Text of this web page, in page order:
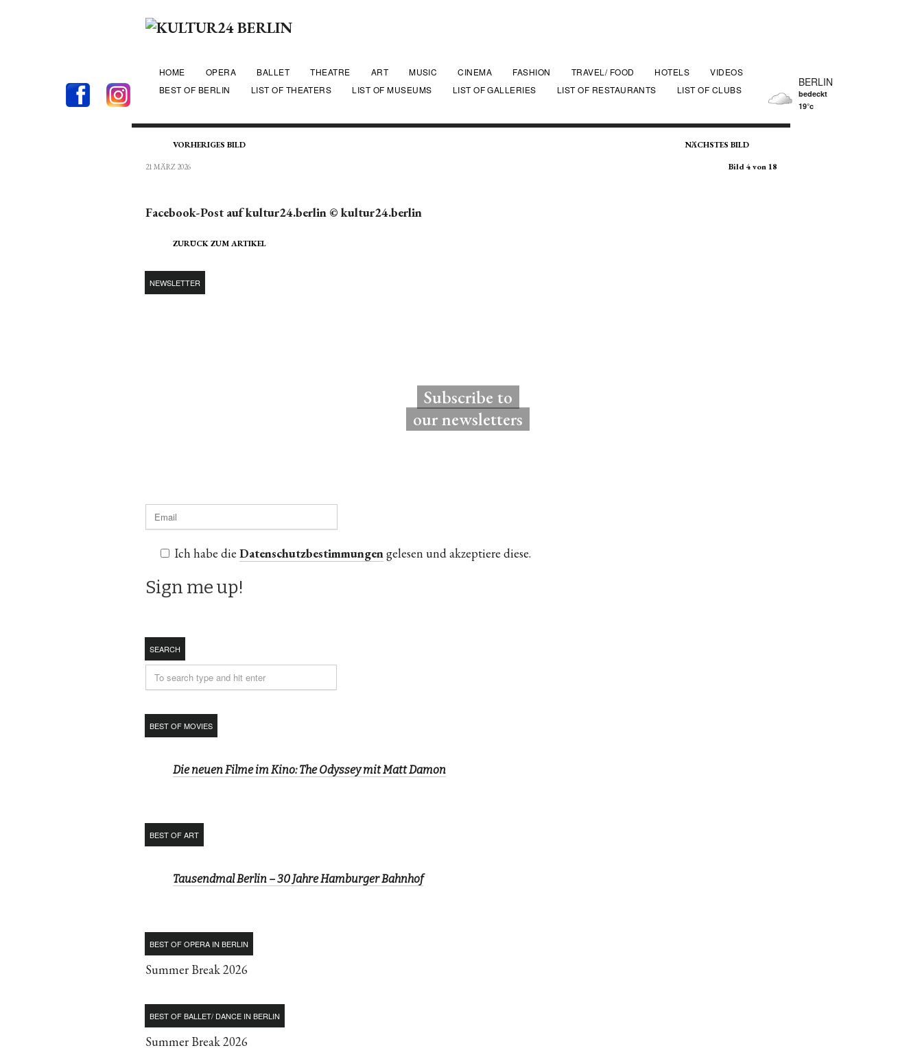
BERLIN
bedeckt
19°c
HOME OPERA BALLET THEATRE ART MUSIC CINEMA FASHION TRAVEL/ FOOD HOTELS
VIDEOS
BEST OF BERLIN
LIST OF THEATERS LIST OF MUSEUMS LIST OF GALLERIES LIST OF RESTAURANTS LIST OF CLUBS
VORHERIGES BILD NÄCHSTES BILD
21 MÄRZ 2026 Bild 4 von 18
Facebook-Post auf kultur24.berlin © kultur24.berlin
ZURÜCK ZUM ARTIKEL
NEWSLETTER
Subscribe to
our newsletters
Ich habe die Datenschutzbestimmungengelesen und akzeptiere diese.
SEARCH
BEST OF MOVIES
Die neuen Filme im Kino: The Odyssey mit Matt Damon
BEST OF ART
Tausendmal Berlin – 30 Jahre Hamburger Bahnhof
BEST OF OPERA IN BERLIN
Summer Break 2026
BEST OF BALLET/ DANCE IN BERLIN
Summer Break 2026